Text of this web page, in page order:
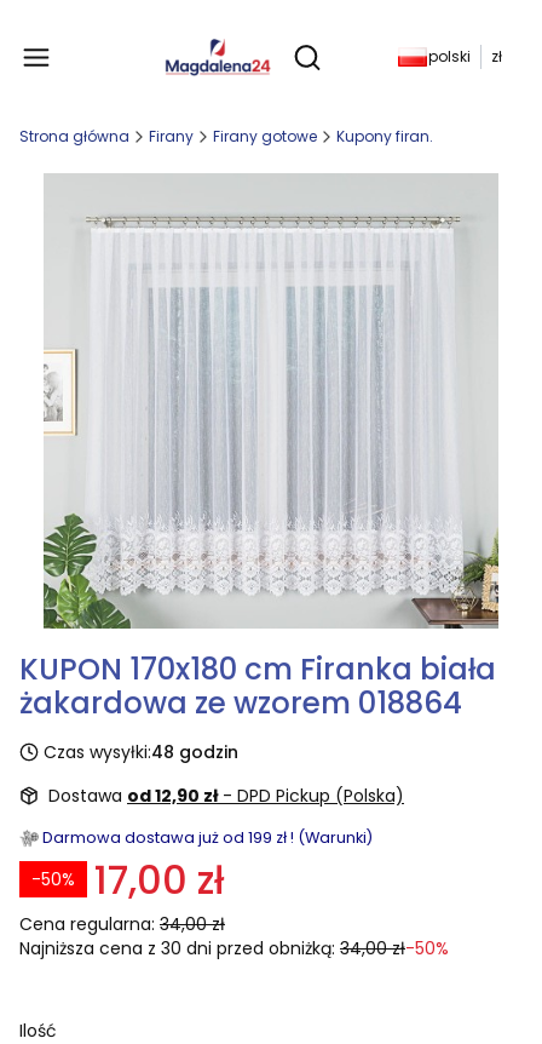
Otwórz wyszukiwarkę
Produkty w
polski zł
Strona główna Firany Firany gotowe Kupony firan.
KUPON 170x180 cm Firanka biała
żakardowa ze wzorem 018864
Czas wysyłki:48 godzin
Dostawa od 12,90 zł - DPD Pickup (Polska)
Darmowa dostawa już od 199 zł ! (Warunki)
17,00 zł
Cena regularna: 34,00 zł
-50%
Najniższa cena z 30 dni przed obniżką: 34,00 zł-50%
Ilość